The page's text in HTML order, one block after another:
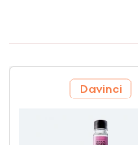
Davinci